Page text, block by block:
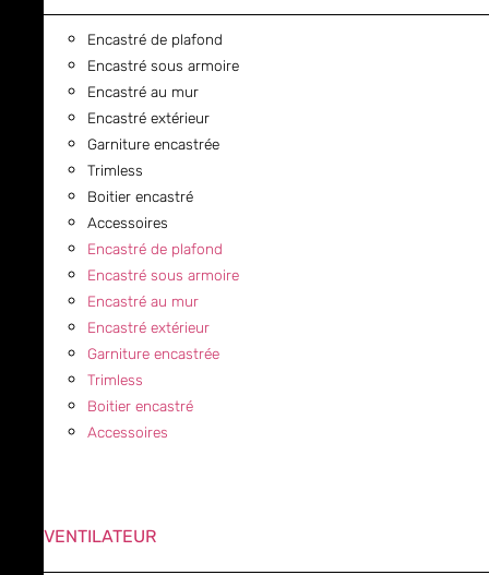
Encastré de plafond
Encastré sous armoire
Encastré au mur
Encastré extérieur
Garniture encastrée
Trimless
Boitier encastré
Accessoires
Encastré de plafond
Encastré sous armoire
Encastré au mur
Encastré extérieur
Garniture encastrée
Trimless
Boitier encastré
Accessoires
VENTILATEUR